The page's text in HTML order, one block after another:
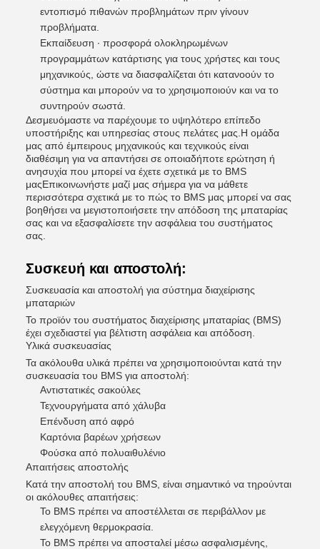
εντοπισμό πιθανών προβλημάτων πριν γίνουν
προβλήματα.
Εκπαίδευση ∙ προσφορά ολοκληρωμένων
προγραμμάτων κατάρτισης για τους χρήστες και τους
μηχανικούς, ώστε να διασφαλίζεται ότι κατανοούν το
σύστημα και μπορούν να το χρησιμοποιούν και να το
συντηρούν σωστά.
Δεσμευόμαστε να παρέχουμε το υψηλότερο επίπεδο
υποστήριξης και υπηρεσίας στους πελάτες μας.Η ομάδα
μας από έμπειρους μηχανικούς και τεχνικούς είναι
διαθέσιμη για να απαντήσει σε οποιαδήποτε ερώτηση ή
ανησυχία που μπορεί να έχετε σχετικά με το BMS
μαςΕπικοινωνήστε μαζί μας σήμερα για να μάθετε
περισσότερα σχετικά με το πώς το BMS μας μπορεί να σας
βοηθήσει να μεγιστοποιήσετε την απόδοση της μπαταρίας
σας και να εξασφαλίσετε την ασφάλεια του συστήματος
σας.
Συσκευή και αποστολή:
Συσκευασία και αποστολή για σύστημα διαχείρισης
μπαταριών
Το προϊόν του συστήματος διαχείρισης μπαταρίας (BMS)
έχει σχεδιαστεί για βέλτιστη ασφάλεια και απόδοση.
Υλικά συσκευασίας
Τα ακόλουθα υλικά πρέπει να χρησιμοποιούνται κατά την
συσκευασία του BMS για αποστολή:
Αντιστατικές σακούλες
Τεχνουργήματα από χάλυβα
Επένδυση από αφρό
Καρτόνια βαρέων χρήσεων
Φούσκα από πολυαιθυλένιο
Απαιτήσεις αποστολής
Κατά την αποστολή του BMS, είναι σημαντικό να τηρούνται
οι ακόλουθες απαιτήσεις:
Το BMS πρέπει να αποστέλλεται σε περιβάλλον με
ελεγχόμενη θερμοκρασία.
Το BMS πρέπει να αποσταλεί μέσω ασφαλισμένης,